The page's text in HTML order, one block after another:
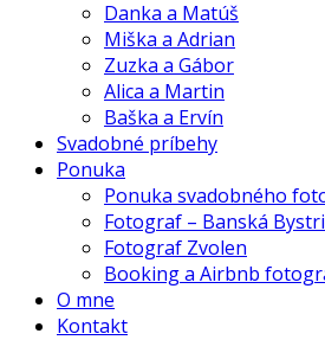
Danka a Matúš
Miška a Adrian
Zuzka a Gábor
Alica a Martin
Baška a Ervín
Svadobné príbehy
Ponuka
Ponuka svadobného
Fotograf – Banská
Fotograf Zvolen
Booking a Airbnb
O mne
Kontakt